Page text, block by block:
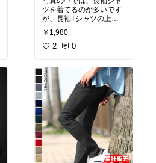
ツを着てるのが多いです
が、長袖Tシャツの上に
着こんでもいけるとおも
いますよ！
色が豊富なので色々な色
￥1,980
2 0